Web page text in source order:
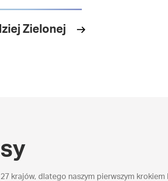
Zielonej
krajów, dlatego naszym pierwszym krokiem